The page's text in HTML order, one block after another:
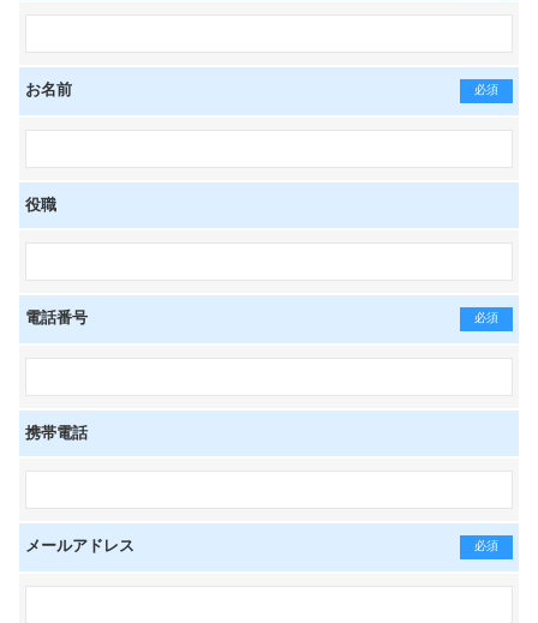
お名前 必須
役職
電話番号 必須
携帯電話
メールアドレス 必須